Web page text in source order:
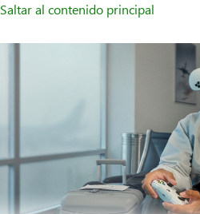
Saltar al contenido principal